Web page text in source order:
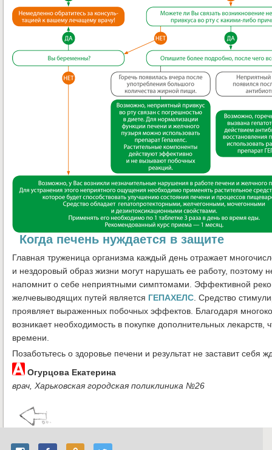
Когда печень нуждается в защите
Главная труженица организма каждый день отражает
и нездоровый образ жизни могут нарушать ее работу,
напомнит о себе неприятными симптомами. Эффективной
желчевыводящих путей является ГЕПАХЕЛС . Средство
проявляет выраженных побочных эффектов. Благодаря
возникает необходимость в покупке дополнительных
времени.
Позаботьтесь о здоровье печени и результат не заставит себя
Огурцова Екатерина
врач, Харьковская городская поликлиника №26